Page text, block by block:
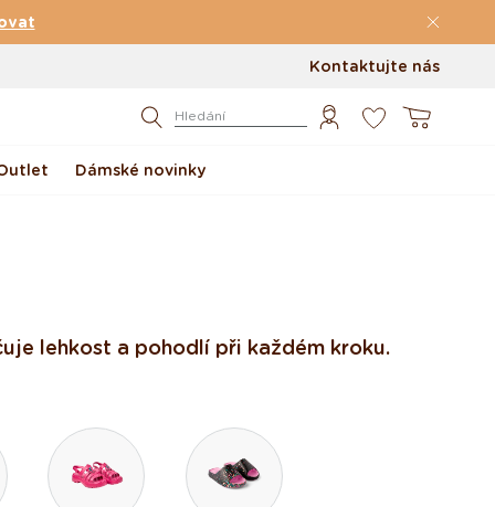
Kontaktujte nás
Hledání Košík
Dámské novinky
lehkost a pohodlí při každém kroku.